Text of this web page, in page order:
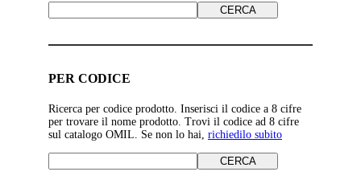
PER CODICE
Ricerca per codice prodotto. Inserisci il codice a 8 cifre
per trovare il nome prodotto. Trovi il codice ad 8 cifre
sul catalogo OMIL. Se non lo hai, richiedilo subito